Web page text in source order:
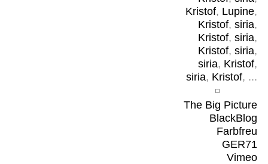
Kristof, Lupine,
Kristof, siria,
Kristof, siria,
Kristof, siria,
siria, Kristof,
siria, Kristof, ...
The Big Picture
BlackBlog
Farbfreu
GER71
Vimeo